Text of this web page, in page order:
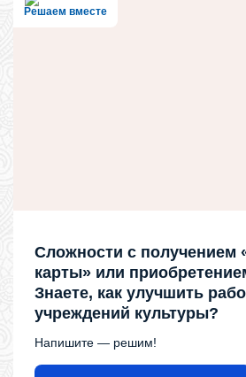
Решаем вместе
Сложности с получением
карты» или
Знаете, как улучшить
учреждений культуры?
Напишите — решим!